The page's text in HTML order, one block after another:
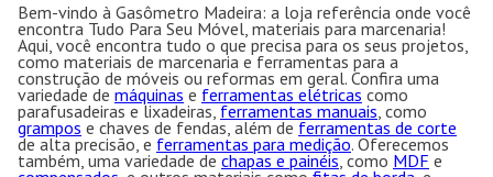
Bem-vindo à Gasômetro Madeira: a loja referência onde você
encontra Tudo Para Seu Móvel, materiais para marcenaria!
Aqui, você encontra tudo o que precisa para os seus projetos,
como materiais de marcenaria e ferramentas para a
construção de móveis ou reformas em geral. Confira uma
variedade de máquinas e ferramentas elétricas como
parafusadeiras e lixadeiras, ferramentas manuais, como
grampos e chaves de fendas, além de ferramentas de corte
de alta precisão, e ferramentas para medição. Oferecemos
também, uma variedade de chapas e painéis, como MDF e